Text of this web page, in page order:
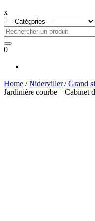
x
0
Home /Niderviller/Grand
Jardinière courbe – Cabinet